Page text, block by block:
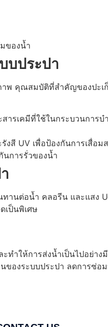
ของน้ำ
บประปา
คุณสมบัติที่สำคัญของปะเ
ารเคมีที่ใช้ในกระบวนการบ
สี UV เพื่อป้องกันการเสื่อม
การรั่วของน้ำ
ทานต่อน้ำ คลอรีน และแสง
เป็นพิเศษ
ให้การส่งน้ำเป็นไปอย่าง
องระบบประปา ลดการซ่อ